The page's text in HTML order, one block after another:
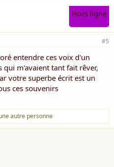
Hors ligne
#5
entendre ces voix d'un
qui m'avaient tant fait rêver,
votre superbe écrit est un
ces souvenirs
autre personne